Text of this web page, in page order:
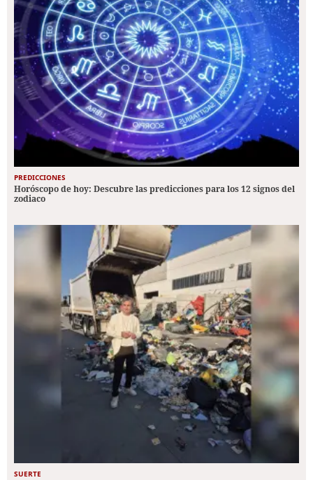
PREDICCIONES
Horóscopo de hoy: Descubre las predicciones para los 12 signos del
zodiaco
SUERTE